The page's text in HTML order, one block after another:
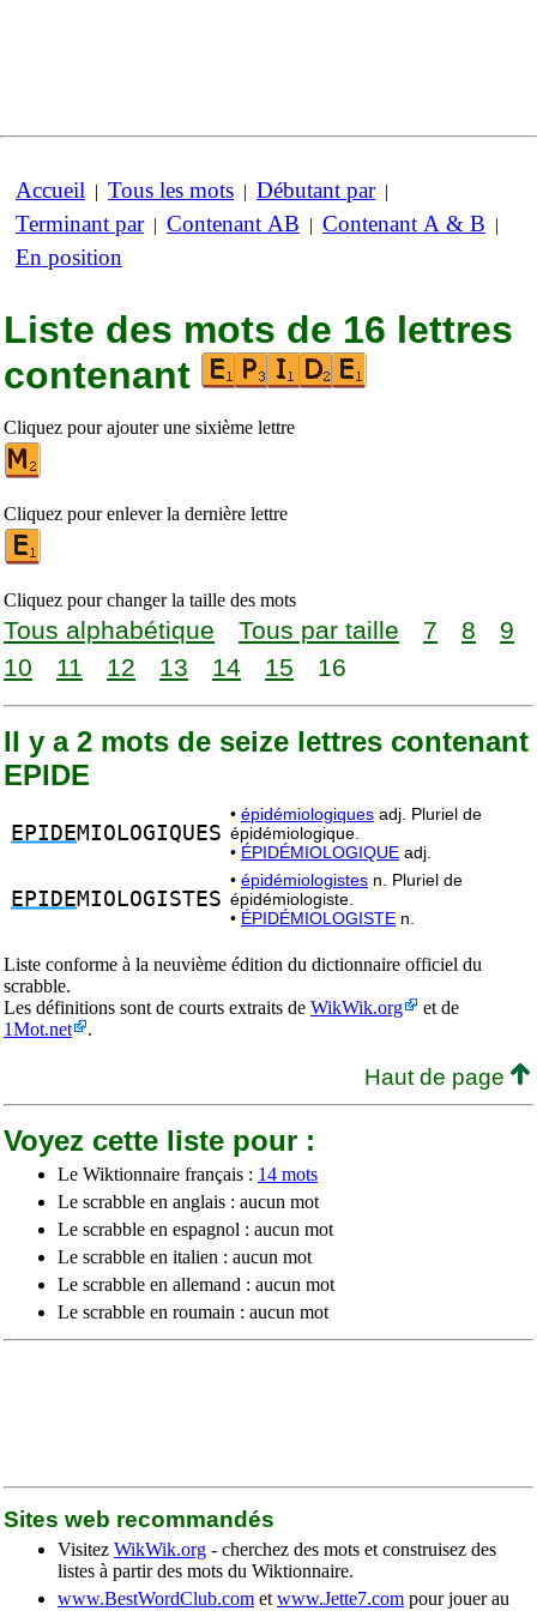
Accueil | Tous les mots | Débutant par|
Terminant par| Contenant AB | Contenant A & B |
En position
Liste des mots de 16 lettres
contenant
Cliquez pour ajouter une sixième lettre
Cliquez pour enlever la dernière lettre
Cliquez pour changer la taille des mots
Tous alphabétique Tous par taille 7 8
9
10
11 12 13 14 15 16
Il y a 2 mots de seize lettres contenant
EPIDE
EPIDEMIOLOGIQUES
• épidémiologiques adj. Pluriel de
épidémiologique.
• ÉPIDÉMIOLOGIQUE adj.
EPIDEMIOLOGISTES
• épidémiologistes n. Pluriel de
épidémiologiste.
• ÉPIDÉMIOLOGISTE n.
Liste conforme à la neuvième édition du dictionnaire officiel du
scrabble.
Les définitions sont de courts extraits de WikWik.org
et de
1Mot.net
.
Haut de page
Voyez cette liste pour :
Le Wiktionnaire français : 14 mots
Le scrabble en anglais : aucun mot
Le scrabble en espagnol : aucun mot
Le scrabble en italien : aucun mot
Le scrabble en allemand : aucun mot
Le scrabble en roumain : aucun mot
Sites web recommandés
Visitez WikWik.org - cherchez des mots et construisez des
listes à partir des mots du Wiktionnaire.
www.BestWordClub.com et www.Jette7.com pour jouer au